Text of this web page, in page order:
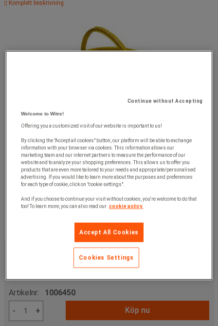
Komplett beskrivning
exkl. moms
Artikelnr: 1006450
-
+ Köp nu
Continue without Accepting
Welcome to Witre!
Offering you a customized visit of our website is important to us!
By clicking the "Accept all cookies" button, our platform will be able to exchange
information with your browser via cookies. This information allows our
marketing team and our internet partners to measure the performance of our
website and to analyze your shopping preferences. This allows us to offer you
products that are even more tailored to your needs and appropriate/personalised
advertising. If you would like to learn more about the purposes and preferences
for each type of cookie, click on "cookie settings".
And if you choose to continue your visit without cookies, you're welcome to do that
too! To learn more, you can also read our cookie policy.
Accept All Cookies
Cookies Settings